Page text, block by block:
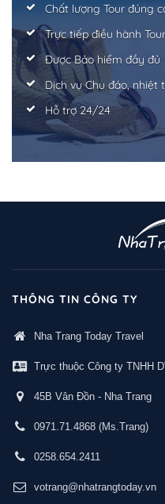
Chất lượng Tour đúng
Trực tiếp điều hành Tour
Được Bảo hiểm đầy đủ
Dịch vụ Chu đáo, nhiệt
Hỗ trợ 24/24
THÔNG TIN CÔNG TY
Nha Trang Today Travel
Trực thuộc Công ty TNHH
45B Vân Đồn - Nha Trang
0971.71.4868 (Ms.Trang)
0258.654.2411
votrang@nhatrangtoday.vn